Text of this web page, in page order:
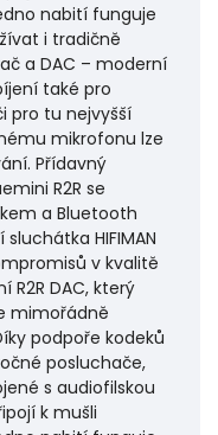
nabití funguje
i tradičně
a DAC – moderní
také pro
pro tu nejvyšší
mikrofonu lze
Přídavný
R2R se
a Bluetooth
HIFIMAN
v kvalitě
R2R DAC, který
mimořádně
podpoře kodeků
posluchače,
s audiofilskou
k mušli